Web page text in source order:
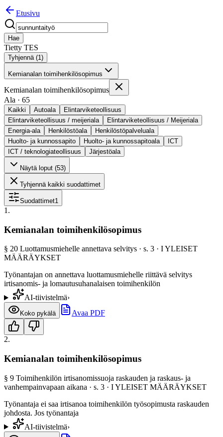
Etusivu
Hae
Tietty TES
Tyhjennä (1)
Kemianalan toimihenkilösopimus
Kemianalan toimihenkilösopimus
Ala · 65
Kaikki Autoala
Elintarviketeollisuus
Elintarviketeollisuus / meijeriala
Elintarviketeollisuus / Meijeriala
Energia-ala
Henkilöstöala
Henkilöstöpalveluala
Huolto- ja kunnossapito
Huolto- ja kunnossapitoala
ICT
ICT / teknologiateollisuus
Järjestöala
Näytä loput (53)
Tyhjennä kaikki suodattimet
Suodattimet1
1 .
Kemianalan toimihenkilösopimus
§ 20 Luottamusmiehelle annettava selvitys · s. 3 · I YLEISET
MÄÄRÄYKSET
Työnantajan on annettava luottamusmiehelle riittävä selvitys
irtisanomis- ja lomautusuhanalaisen toimihenkilön
AI-tiivistelmä›
Koko pykälä Avaa PDF
2.
Kemianalan toimihenkilösopimus
§ 9 Toimihenkilön irtisanomissuoja raskauden ja raskaus- ja
vanhempainvapaan aikana · s. 3 · I YLEISET MÄÄRÄYKSET
Työnantaja ei saa irtisanoa toimihenkilön työsopimusta raskauden
johdosta. Jos työnantaja
AI-tiivistelmä›